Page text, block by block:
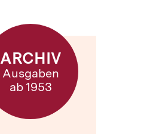
ARCHIV
Ausgaben
ab 1953